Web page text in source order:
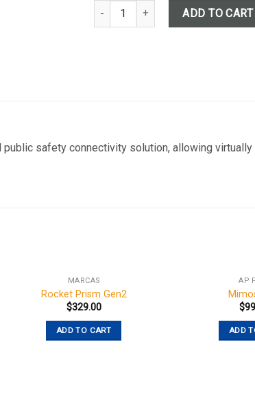
Mimosa B5c quantityADD TO CART
safety connectivity solution, allowing
MARCAS
Rocket Prism Gen2
$329.00
ADD TO CART
AP
$
ADD